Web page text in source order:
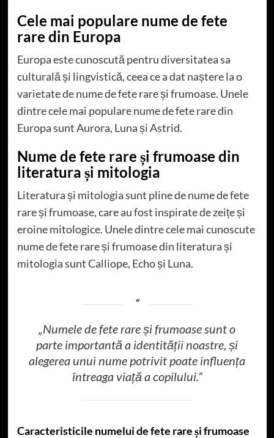
Cele mai populare nume de fete
rare din Europa
Europa este cunoscută pentru diversitatea sa
culturală și lingvistică, ceea ce a dat naștere la o
varietate de nume de fete rare și frumoase. Unele
dintre cele mai populare nume de fete rare din
Europa sunt Aurora, Luna și Astrid.
Nume de fete rare și frumoase din
literatura și mitologia
Literatura și mitologia sunt pline de nume de fete
rare și frumoase, care au fost inspirate de zeițe și
eroine mitologice. Unele dintre cele mai cunoscute
nume de fete rare și frumoase din literatura și
mitologia sunt Calliope, Echo și Luna.
„Numele de fete rare și frumoase sunt o
parte importantă a identității noastre, și
alegerea unui nume potrivit poate influența
întreaga viață a copilului.”
Caracteristicile numelui de fete rare și frumoase